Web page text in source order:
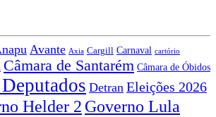
Avante Axia Cargill Carnaval cartório
Câmara de Santarém Câmara de Óbidos
Detran Eleições 2026
Helder 2 Governo Lula